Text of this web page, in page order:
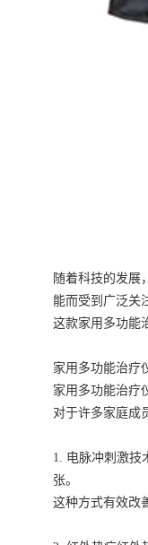
随着科技的发展
能而受到广泛关
这款家用多功能
家用多功能治疗
家用多功能治疗
对于许多家庭成
1. 电脉冲刺激技
张。
这种方式有效改